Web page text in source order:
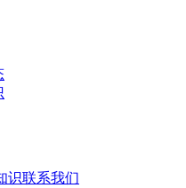
识联系我们